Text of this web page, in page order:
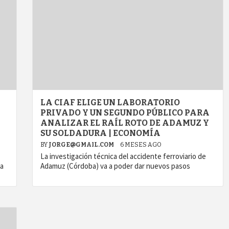
LA CIAF ELIGE UN LABORATORIO
PRIVADO Y UN SEGUNDO PÚBLICO PARA
ANALIZAR EL RAÍL ROTO DE ADAMUZ Y
SU SOLDADURA | ECONOMÍA
BY JORGE@GMAIL.COM 6 MESES AGO
La investigación técnica del accidente ferroviario de
Adamuz (Córdoba) va a poder dar nuevos pasos